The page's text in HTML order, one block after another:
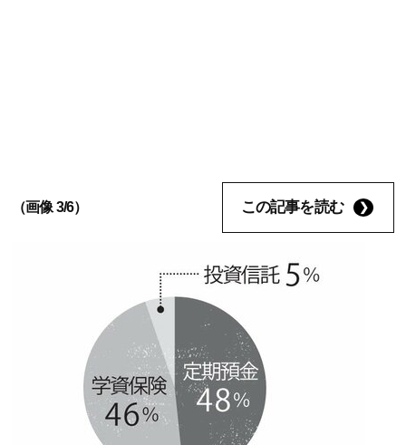
（画像 3/6） この記事を読む